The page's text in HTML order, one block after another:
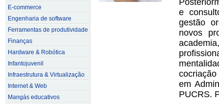
E-commerce
Engenharia de software
Ferramentas de produtividade
Finanças
Hardware & Robótica
Infantojuvenil
Infraestrutura & Virtualização
Internet & Web
Mangás educativos
e
gestão
novos
em
PUCRS.